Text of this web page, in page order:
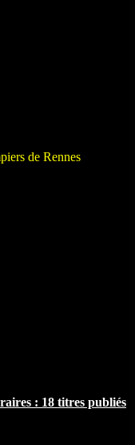
de Rennes
: 18 titres publiés